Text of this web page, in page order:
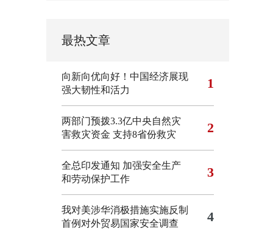
最热文章
向新向优向好！中国经济展现
强大韧性和活力
1
两部门预拨3.3亿中央自然灾
害救灾资金 支持8省份救灾
2
全总印发通知 加强安全生产
和劳动保护工作
3
我对美涉华消极措施实施反制
首例对外贸易国家安全调查
4